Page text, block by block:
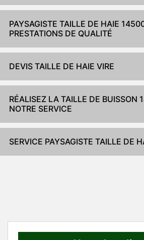
PAYSAGISTE TAILLE DE HAIE
PRESTATIONS DE QUALITÉ
DEVIS TAILLE DE HAIE VIRE
RÉALISEZ LA TAILLE DE BUISSON
NOTRE SERVICE
SERVICE PAYSAGISTE TAILLE DE